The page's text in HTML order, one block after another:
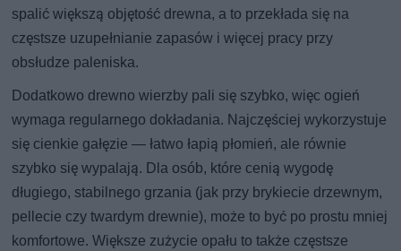
spalić większą objętość drewna, a to przekłada się na
częstsze uzupełnianie zapasów i więcej pracy przy
obsłudze paleniska.
Dodatkowo drewno wierzby pali się szybko, więc ogień
wymaga regularnego dokładania. Najczęściej wykorzystuje
się cienkie gałęzie — łatwo łapią płomień, ale równie
szybko się wypalają. Dla osób, które cenią wygodę
długiego, stabilnego grzania (jak przy brykiecie drzewnym,
pellecie czy twardym drewnie), może to być po prostu mniej
komfortowe. Większe zużycie opału to także częstsze